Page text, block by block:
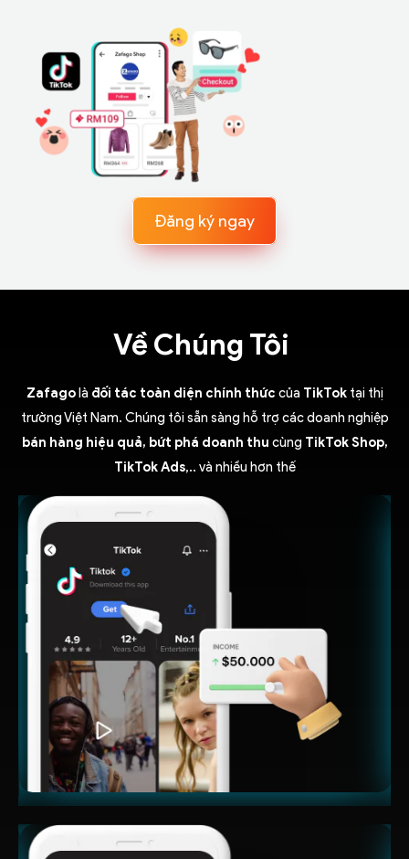
Đăng ký ngay
Về Chúng Tôi
Zafagolà đối tác toàn diện chính thức của TikToktại thị
trường Việt Nam. Chúng tôi sẵn sàng hỗ trợ các doanh nghiệp
bán hàng hiệu quả, bứt phá doanh thu cùng TikTok Shop,
TikTok Ads,.. và nhiều hơn thế